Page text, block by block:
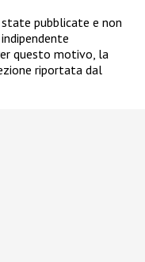
pubblicate e non
questo motivo, la
riportata dal